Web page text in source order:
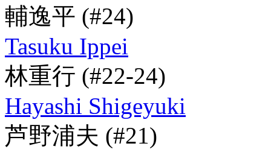
輔逸平 (#24)
Tasuku Ippei
林重行 (#22-24)
Hayashi Shigeyuki
芦野浦夫 (#21)